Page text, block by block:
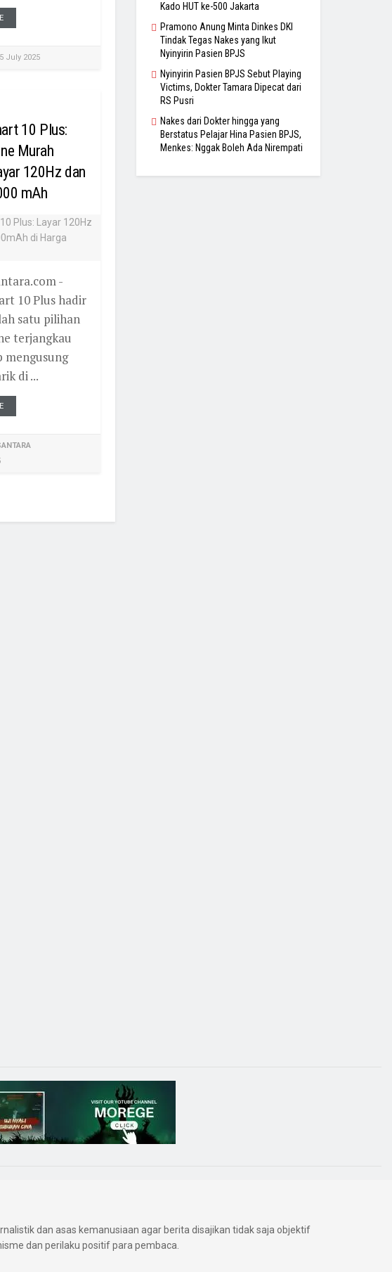
July 2025
10 Plus:
Murah
120Hz dan
mAh
-
10 Plus hadir
satu pilihan
terjangkau
mengusung
di ...
Kado HUT ke-500 Jakarta
Pramono Anung Minta Dinkes DKI
Tindak Tegas Nakes yang Ikut
Nyinyirin Pasien BPJS
Nyinyirin Pasien BPJS Sebut Playing
Victims, Dokter Tamara Dipecat dari
RS Pusri
Nakes dari Dokter hingga yang
Berstatus Pelajar Hina Pasien BPJS,
Menkes: Nggak Boleh Ada Nirempati
dan asas kemanusiaan agar berita disajikan tidak saja objektif
dan perilaku positif para pembaca.